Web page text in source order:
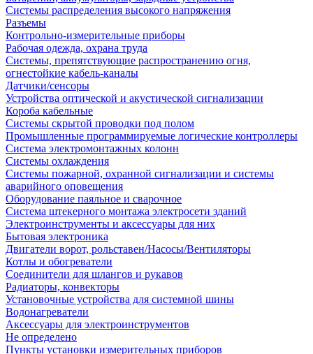
Системы распределения высокого напряжения
Разъемы
Контрольно-измерительные приборы
Рабочая одежда, охрана труда
Системы, препятствующие распространению огня,
огнестойкие кабель-каналы
Датчики/сенсоры
Устройства оптической и акустической сигнализации
Короба кабельные
Системы скрытой проводки под полом
Промышленные программируемые логические контроллеры
Система электромонтажных колонн
Системы охлаждения
Системы пожарной, охранной сигнализации и системы
аварийного оповещения
Оборудование паяльное и сварочное
Система штекерного монтажа электросети зданий
Электроинструменты и аксессуары для них
Бытовая электроника
Двигатели ворот, рольставен/Насосы/Вентиляторы
Котлы и обогреватели
Соединители для шлангов и рукавов
Радиаторы, конвекторы
Установочные устройства для системной шины
Водонагреватели
Аксессуары для электроинструментов
Не определено
Пункты установки измерительных приборов